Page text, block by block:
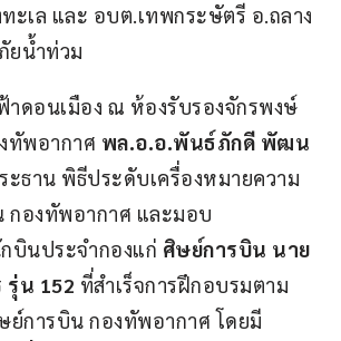
ะเล และ อบต.เทพกระษัตรี อ.ถลาง
ยน้ำท่วม
าดอนเมือง ณ ห้องรับรองจักรพงษ์
ทัพอากาศ พล.อ.อ.พันธ์ภักดี พัฒน
ะธาน พิธีประดับเครื่องหมายความ
กองทัพอากาศ และมอบ
บินประจำกองแก่ ศิษย์การบิน นาย
น 152 ที่สำเร็จการฝึกอบรมตาม
ย์การบิน กองทัพอากาศ โดยมี